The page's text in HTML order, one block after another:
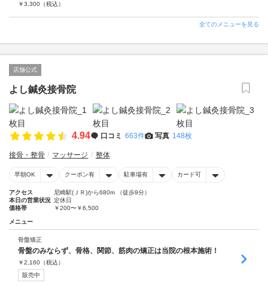
￥3,300 （税込）
全てのメニューを見る
店舗公式
よし鍼灸接骨院
4.94 口コミ 663件 写真 148枚
接骨・整骨 マッサージ 整体
早朝OK クーポン有 駐車場有 カード可
アクセス
尼崎駅(ＪＲ)から680m （徒歩9分）
本日の営業状況 定休日
価格帯
￥200〜￥6,500
メニュー
骨盤矯正
骨盤のみならず、骨格、関節、筋肉の矯正は当院の根本施術！
￥2,160 （税込）
販売中